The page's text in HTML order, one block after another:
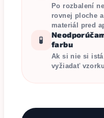
Po rozbalení
rovnej ploche
materiál pred
🧪
farbu
Ak si nie si
vyžiadať